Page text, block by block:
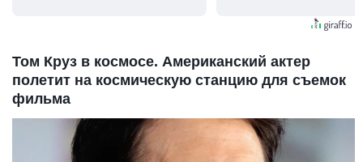
Том Круз в космосе. Американский актер
полетит на космическую станцию для съемок
фильма